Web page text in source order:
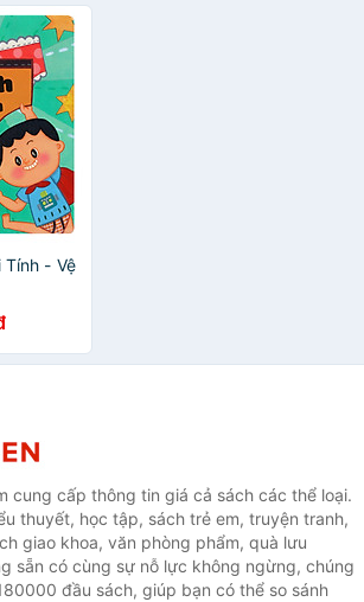
Tính - Vệ
cung cấp thông tin giá cả sách các thể loại.
thuyết, học tập, sách trẻ em, truyện tranh,
giao khoa, văn phòng phẩm, quà lưu
sẵn có cùng sự nỗ lực không ngừng, chúng
đầu sách, giúp bạn có thể so sánh